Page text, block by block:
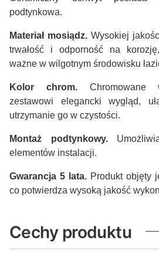
podtynkowa.
Materiał mosiądz. Wysokiej
trwałość i odporność na
ważne w wilgotnym środowisku
Kolor chrom.Chromowane
zestawowi elegancki wygląd,
utrzymanie go w czystości.
Montaż podtynkowy.
elementów instalacji.
Gwarancja 5 lata. Produkt objęty
co potwierdza wysoką jakość
Cechy produktu